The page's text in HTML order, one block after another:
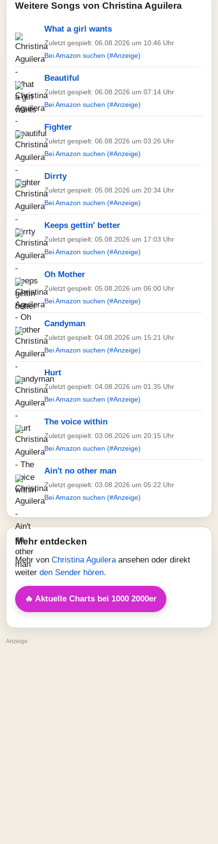
Weitere Songs von Christina Aguilera
What a girl wants
Zuletzt gespielt: 06.08.2026 um 10:46 Uhr
Bei Amazon suchen (#Anzeige)
Beautiful
Zuletzt gespielt: 06.08.2026 um 07:14 Uhr
Bei Amazon suchen (#Anzeige)
Fighter
Zuletzt gespielt: 06.08.2026 um 03:26 Uhr
Bei Amazon suchen (#Anzeige)
Dirrty
Zuletzt gespielt: 05.08.2026 um 20:34 Uhr
Bei Amazon suchen (#Anzeige)
Keeps gettin' better
Zuletzt gespielt: 05.08.2026 um 17:03 Uhr
Bei Amazon suchen (#Anzeige)
Oh Mother
Zuletzt gespielt: 05.08.2026 um 06:00 Uhr
Bei Amazon suchen (#Anzeige)
Candyman
Zuletzt gespielt: 04.08.2026 um 15:21 Uhr
Bei Amazon suchen (#Anzeige)
Hurt
Zuletzt gespielt: 04.08.2026 um 01:35 Uhr
Bei Amazon suchen (#Anzeige)
The voice within
Zuletzt gespielt: 03.08.2026 um 20:15 Uhr
Bei Amazon suchen (#Anzeige)
Ain't no other man
Zuletzt gespielt: 03.08.2026 um 05:22 Uhr
Bei Amazon suchen (#Anzeige)
Mehr entdecken
Mehr von Christina Aguilera ansehen oder direkt
weiter den Sender hören.
🔥 Aktuelle Charts bei 1000 2000er
Anzeige